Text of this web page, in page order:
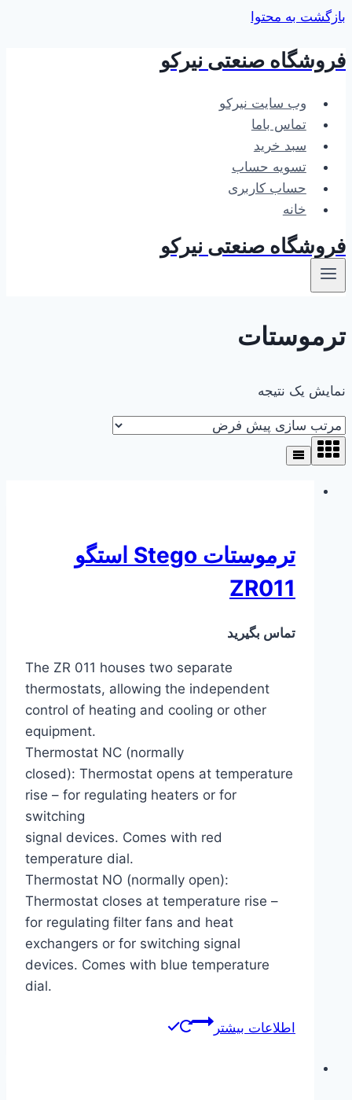
بازگشت به محتوا
فروشگاه صنعتی نیرکو
وب سایت نیرکو
تماس باما
سبد خرید
تسویه حساب
حساب کاربری
خانه
فروشگاه صنعتی نیرکو
ترموستات
نمایش یک نتیجه
ترموستات Stego استگو
ZR011
تماس بگیرید
The ZR 011 houses two separate
thermostats, allowing the independent
control of heating and cooling or other
equipment.
Thermostat NC (normally
closed): Thermostat opens at temperature
rise – for regulating heaters or for
switching
signal devices. Comes with red
temperature dial.
Thermostat NO (normally open):
Thermostat closes at temperature rise –
for regulating filter fans and heat
exchangers or for switching signal
devices. Comes with blue temperature
dial.
اطلاعات بیشتر